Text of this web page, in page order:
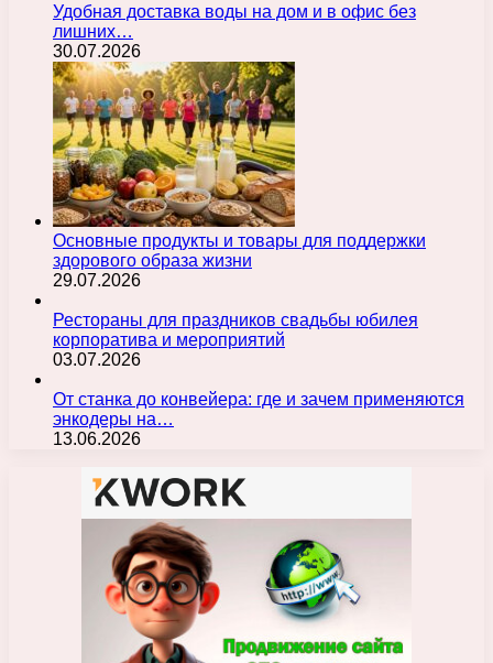
Удобная доставка воды на дом и в офис без
лишних…
30.07.2026
Основные продукты и товары для поддержки
здорового образа жизни
29.07.2026
Рестораны для праздников свадьбы юбилея
корпоратива и мероприятий
03.07.2026
От станка до конвейера: где и зачем применяются
энкодеры на…
13.06.2026